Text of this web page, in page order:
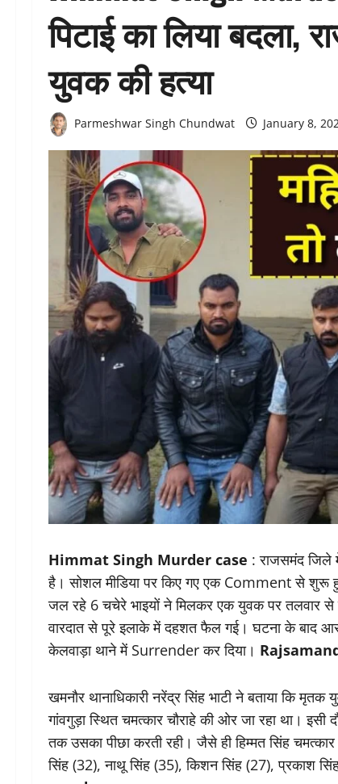
पिटाई का लिया
युवक की हत्या
Parmeshwar Singh Chundwat January 8,
Himmat Singh Murder case : राजसमंद जिले
है। सोशल मीडिया पर किए गए एक Comment से शुरू
जल रहे 6 चचेरे भाइयों ने मिलकर एक युवक पर तलवार से
वारदात से पूरे इलाके में दहशत फैल गई। घटना के बाद
केलवाड़ा थाने में Surrender कर दिया।
खमनौर थानाधिकारी नरेंद्र सिंह भाटी ने बताया कि
गांवगुड़ा स्थित चमत्कार चौराहे की ओर जा रहा था।
तक उसका पीछा करती रही। जैसे ही हिम्मत सिंह
सिंह (32), नाथू सिंह (35), किशन सिंह (27), प्रकाश